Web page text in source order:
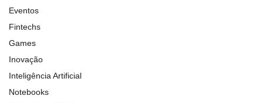
Eventos
Fintechs
Games
Inovação
Inteligência Artificial
Notebooks